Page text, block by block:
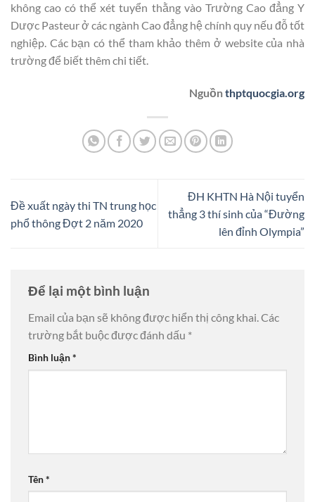
không cao có thể xét tuyển thằng vào Trường Cao đẳng Y
Dược Pasteur ở các ngành Cao đẳng hệ chính quy nếu đỗ tốt
nghiệp. Các bạn có thể tham khảo thêm ở website của nhà
trường để biết thêm chi tiết.
Nguồnthptquocgia.org
Đề xuất ngày thi TN trung học
phổ thông Đợt 2 năm 2020
ĐH KHTN Hà Nội tuyển
thẳng 3 thí sinh của “Đường
lên đỉnh Olympia”
Để lại một bình luận
Email của bạn sẽ không được hiển thị công khai.Các
trường bắt buộc được đánh dấu *
Bình luận*
Tên*